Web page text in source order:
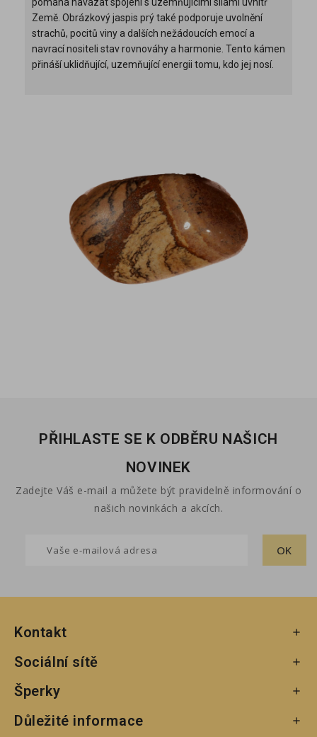
Země. Obrázkový jaspis prý také podporuje uvolnění
strachů, pocitů viny a dalších nežádoucích emocí a
navrací nositeli stav rovnováhy a harmonie. Tento kámen
přináší uklidňující, uzemňující energii tomu, kdo jej nosí.
PŘIHLASTE SE K ODBĚRU NAŠICH
NOVINEK
Zadejte Váš e-mail a můžete být pravidelně informování o
našich novinkách a akcích.
Kontakt 
Sociální sítě 
Šperky 
Důležité informace 